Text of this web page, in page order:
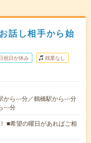
話し相手から始
祝日が休み 残業なし
から---分／鶴橋駅から---分
---分
■希望の曜日があればご相